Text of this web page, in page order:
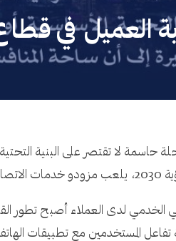
العميل في
حاسمة لا تقتصر على البنية
الخدمي لدى العملاء أصبح تطور
المستخدمين مع تطبيقات